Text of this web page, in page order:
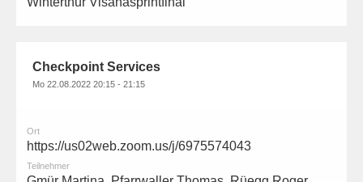
Checkpoint Services
Mo 22.08.2022 20:15 - 21:15
Ort
https://us02web.zoom.us/j/6975574043
Teilnehmer